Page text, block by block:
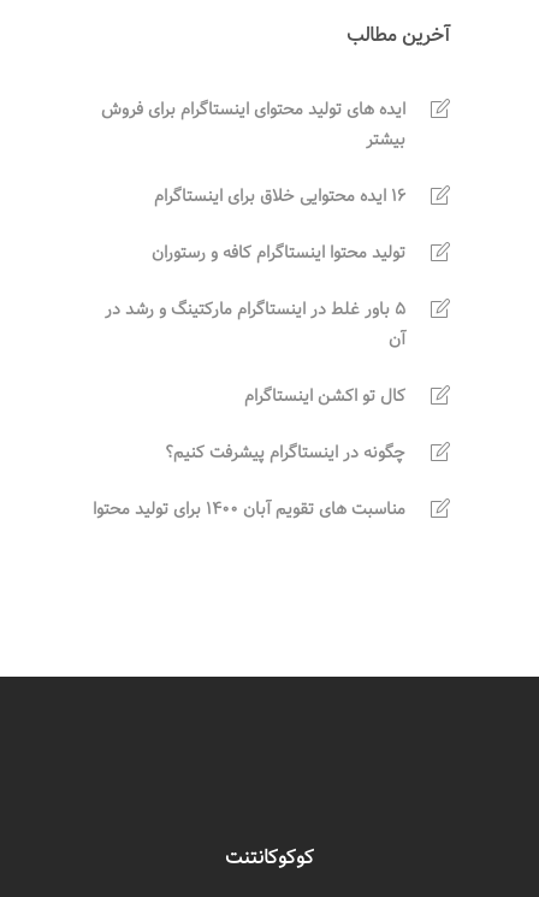
آخرین مطالب
ایده های تولید محتوای اینستاگرام برای فروش
بیشتر
16 ایده محتوایی خلاق برای اینستاگرام
تولید محتوا اینستاگرام کافه و رستوران
5 باور غلط در اینستاگرام مارکتینگ و رشد در
آن
کال تو اکشن اینستاگرام
چگونه در اینستاگرام پیشرفت کنیم؟
مناسبت های تقویم آبان 1400 برای تولید محتوا
کوکوکانتنت